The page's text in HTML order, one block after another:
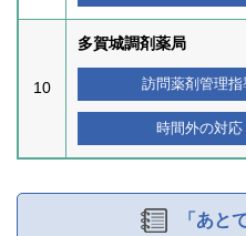
10
多賀城調剤薬局
訪問薬剤管理指
時間外の対応
「あと